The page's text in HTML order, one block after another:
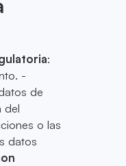
:
-
de
del
o las
datos